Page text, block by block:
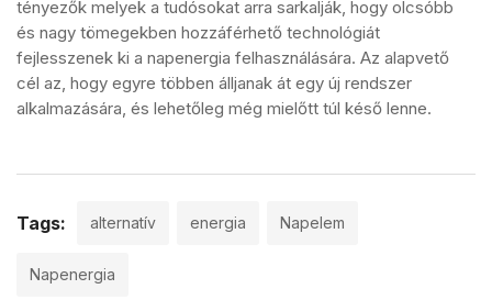
tényezők melyek a tudósokat arra sarkalják, hogy olcsóbb
és nagy tömegekben hozzáférhető technológiát
fejlesszenek ki a napenergia felhasználására. Az alapvető
cél az, hogy egyre többen álljanak át egy új rendszer
alkalmazására, és lehetőleg még mielőtt túl késő lenne.
Tags: alternatív energia Napelem
Napenergia